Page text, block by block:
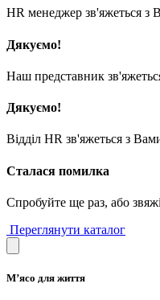
HR менеджер зв'яжеться з
Дякуємо!
Наш представник
Дякуємо!
Відділ HR зв'яжеться з
Сталася помилка
Спробуйте ще раз, або
Переглянути каталог
М’ясо для життя